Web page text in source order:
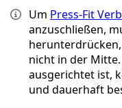
Um Press-Fit
anzuschließen,
nicht in der
ausgerichtet ist,
und dauerhaft